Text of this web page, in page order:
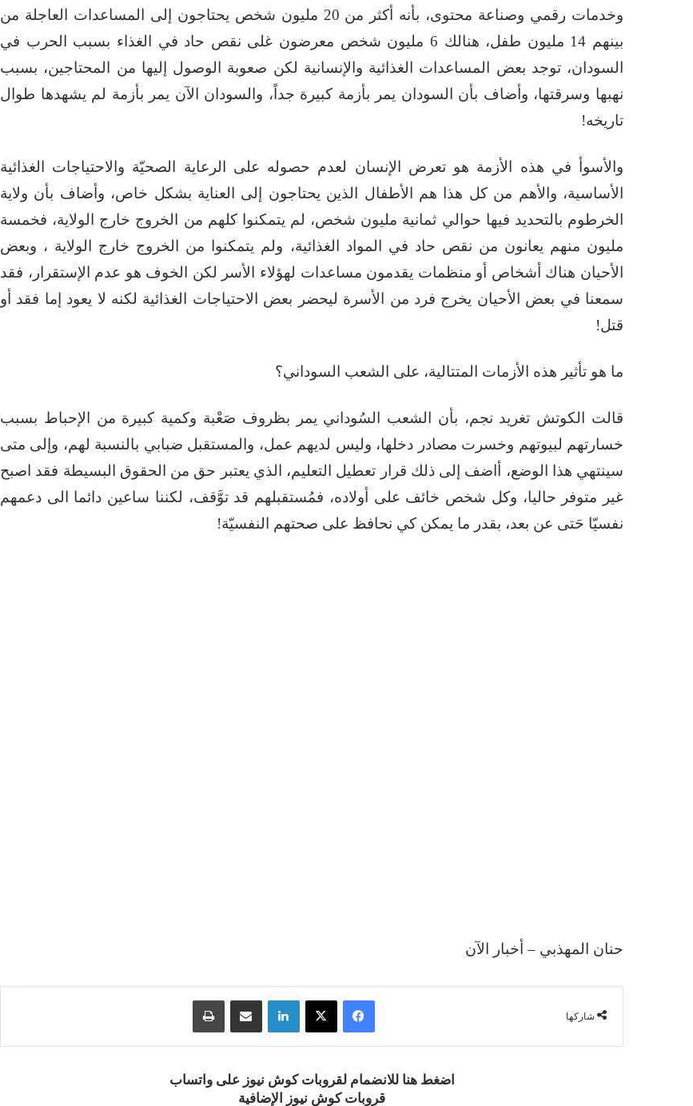
وخدمات رقمي وصناعة محتوى، بأنه أكثر من 20 مليون شخص يحتاجون إلى المساعدات العاجلة من
بينهم 14 مليون طفل، هنالك 6 مليون شخص معرضون غلى نقص حاد في الغذاء بسبب الحرب في
السودان، توجد بعض المساعدات الغذائية والإنسانية لكن صعوبة الوصول إليها من المحتاجين، بسبب
نهبها وسرقتها، وأضاف بأن السودان يمر بأزمة كبيرة جداً، والسودان الآن يمر بأزمة لم يشهدها طوال
تاريخه!
والأسوأ في هذه الأزمة هو تعرض الإنسان لعدم حصوله على الرعاية الصحيّة والاحتياجات الغذائية
الأساسية، والأهم من كل هذا هم الأطفال الذين يحتاجون إلى العناية بشكل خاص، وأضاف بأن ولاية
الخرطوم بالتحديد فيها حوالي ثمانية مليون شخص، لم يتمكنوا كلهم من الخروج خارج الولاية، فخمسة
مليون منهم يعانون من نقص حاد في المواد الغذائية، ولم يتمكنوا من الخروج خارج الولاية ، وبعض
الأحيان هناك أشخاص أو منظمات يقدمون مساعدات لهؤلاء الأسر لكن الخوف هو عدم الإستقرار، فقد
سمعنا في بعض الأحيان يخرج فرد من الأسرة ليحضر بعض الاحتياجات الغذائية لكنه لا يعود إما فقد أو
قتل!
ما هو تأثير هذه الأزمات المتتالية، على الشعب السوداني؟
قالت الكوتش تغريد نجم، بأن الشعب السُوداني يمر بظروف صَعْبة وكمية كبيرة من الإحباط بسبب
خسارتهم لبيوتهم وخسرت مصادر دخلها، وليس لديهم عمل، والمستقبل ضبابي بالنسبة لهم، وإلى متى
سينتهي هذا الوضع، أاضف إلى ذلك قرار تعطيل التعليم، الذي يعتبر حق من الحقوق البسيطة فقد اصبح
غير متوفر حاليا، وكل شخص خائف على أولاده، فمُستقبلهم قد توَّقف، لكننا ساعين دائما الى دعمهم
نفسيّا حَتى عن بعد، بقدر ما يمكن كي نحافظ على صحتهم النفسيّة!
حنان المهذبي – أخبار الآن
شاركها
فيسبوك ‫X لينكدإن مشاركة عبر البريد
اضغط هنا للانضمام لقروبات كوش نيوز على واتساب
قروبات كوش نيوز الإضافية